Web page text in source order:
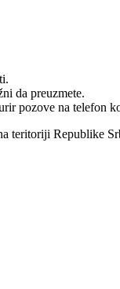
da preuzmete.
pozove na
teritoriji Republike